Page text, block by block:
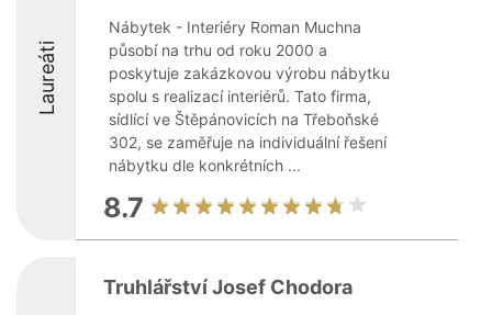
Laureáti
Nábytek - Interiéry Roman Muchna
působí na trhu od roku 2000 a
poskytuje zakázkovou výrobu nábytku
spolu s realizací interiérů. Tato firma,
sídlící ve Štěpánovicích na Třeboňské
302, se zaměřuje na individuální řešení
nábytku dle konkrétních ...
8.7
Truhlářství Josef Chodora